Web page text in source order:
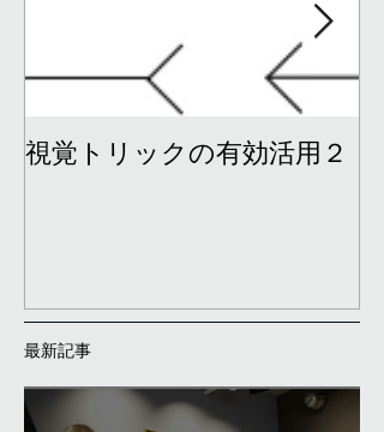
視覚トリックの有効活用２
最新記事